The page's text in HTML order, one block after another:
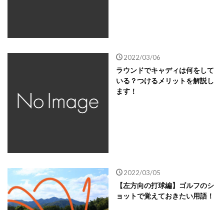
2022/03/06
ラウンドでキャディは何をして
いる？つけるメリットを解説し
ます！
2022/03/05
【左方向の打球編】ゴルフのシ
ョットで覚えておきたい用語！